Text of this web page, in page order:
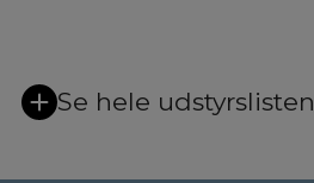
Se hele udstyrslisten